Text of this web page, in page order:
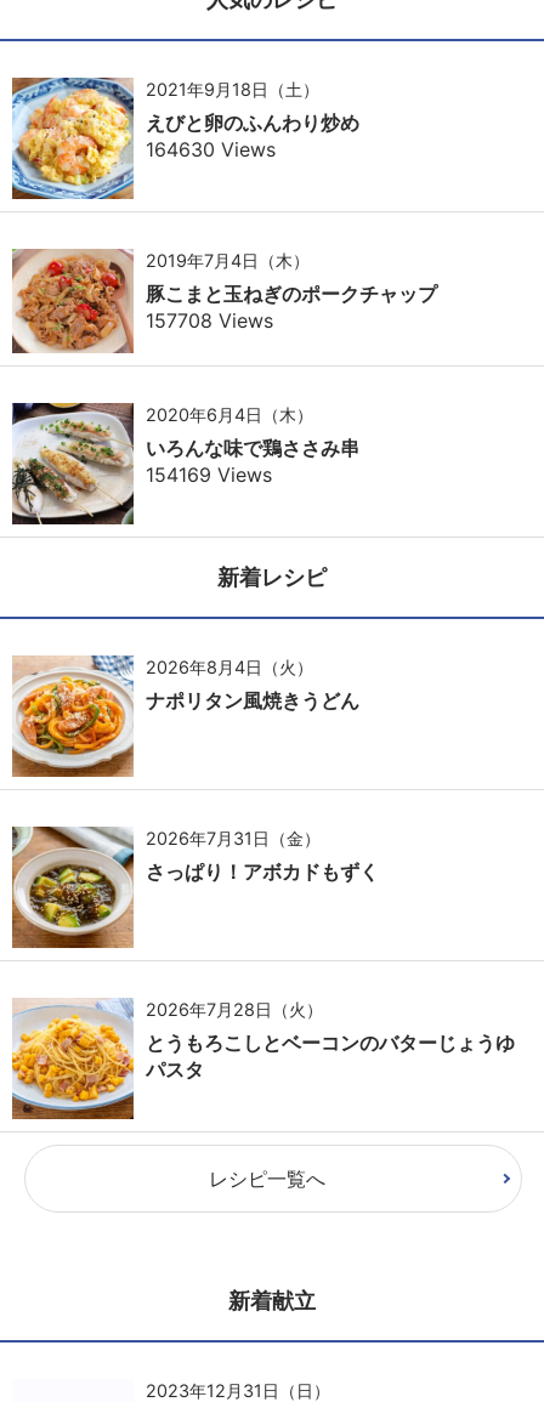
2021年9月18日（土）
えびと卵のふんわり炒め
164630 Views
2019年7月4日（木）
豚こまと玉ねぎのポークチャップ
157708 Views
2020年6月4日（木）
いろんな味で鶏ささみ串
154169 Views
新着レシピ
2026年8月4日（火）
ナポリタン風焼きうどん
2026年7月31日（金）
さっぱり！アボカドもずく
2026年7月28日（火）
とうもろこしとベーコンのバターじょうゆ
パスタ
レシピ一覧へ
新着献立
2023年12月31日（日）